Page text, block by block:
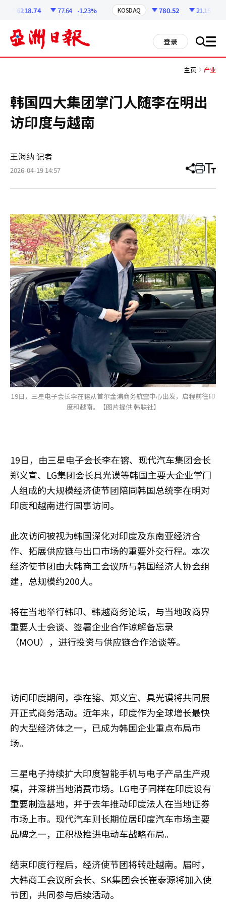
6218.74 77.64 -1.23% KOSDAQ 780.52 21.15
登录 搜 all
主页 产业
韩国四大集团掌门人随李在明出
访印度与越南
王海纳 记者
2026-04-19 14:57 分
章
打 调
小
19日，三星电子会长李在镕从首尔金浦商务航空中心出发，启程前往印
度和越南。【图片提供 韩联社】
19日，由三星电子会长李在镕、现代汽车集团会长
郑义宣、LG集团会长具光谟等韩国主要大企业掌门
人组成的大规模经济使节团陪同韩国总统李在明对
印度和越南进行国事访问。
此次访问被视为韩国深化对印度及东南亚经济合
作、拓展供应链与出口市场的重要外交行程。本次
经济使节团由大韩商工会议所与韩国经济人协会组
建，总规模约200人。
将在当地举行韩印、韩越商务论坛，与当地政商界
重要人士会谈、签署企业合作谅解备忘录
（MOU），进行投资与供应链合作洽谈等。
访问印度期间，李在镕、郑义宣、具光谟将共同展
开正式商务活动。近年来，印度作为全球增长最快
的大型经济体之一，已成为韩国企业重点布局市
场。
三星电子持续扩大印度智能手机与电子产品生产规
模，并深耕当地消费市场。LG电子同样在印度设有
重要制造基地，并于去年推动印度法人在当地证券
市场上市。现代汽车则长期位居印度汽车市场主要
品牌之一，正积极推进电动车战略布局。
结束印度行程后，经济使节团将转赴越南。届时，
大韩商工会议所会长、SK集团会长崔泰源将加入使
节团，共同参与后续活动。